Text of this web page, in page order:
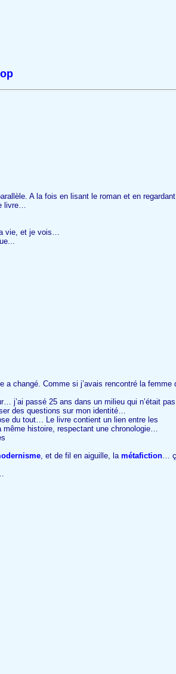
A la fois en lisant le roman et en
livre…
vie, et je vois…
a changé. Comme si j’avais rencontré la femme
j’ai passé 25 ans dans un milieu qui n’était
des questions sur mon identité…
du tout… Le livre contient un lien entre les
histoire, respectant une chronologie…
, et de fil en aiguille, la métafiction…